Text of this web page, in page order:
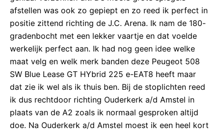
afstellen was ook zo gepiept en zo reed ik perfect in
positie zittend richting de J.C. Arena. Ik nam de 180-
gradenbocht met een lekker vaartje en dat voelde
werkelijk perfect aan. Ik had nog geen idee welke
maat velg en welk merk banden deze Peugeot 508
SW Blue Lease GT HYbrid 225 e-EAT8 heeft maar
dat zie ik wel als ik thuis ben. Bij de stoplichten reed
ik dus rechtdoor richting Ouderkerk a/d Amstel in
plaats van de A2 zoals ik normaal gesproken altijd
doe. Na Ouderkerk a/d Amstel moest ik een heel kort